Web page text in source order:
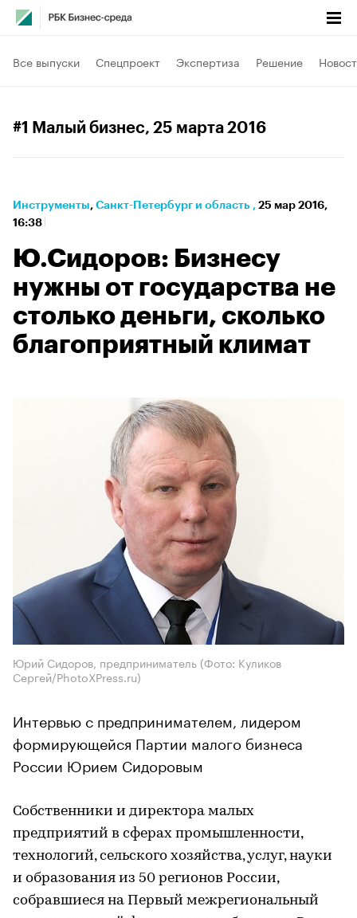
Все выпуски Спецпроект Экспертиза Решение
#1 Малый бизнес, 25 марта 2016
Инструменты⁠, Санкт-Петербург и область , 25 мар 2016,
16:38
Ю.Сидоров: Бизнесу
нужны от государства не
столько деньги, сколько
благоприятный климат
Юрий Сидоров, предприниматель (Фото: Куликов
Сергей/PhotoXPress.ru)
Интервью с предпринимателем, лидером
формирующейся Партии малого бизнеса
России Юрием Сидоровым
Собственники и директора малых
предприятий в сферах промышленности,
технологий, сельского хозяйства, услуг, науки
и образования из 50 регионов России,
собравшиеся на Первый межрегиональный